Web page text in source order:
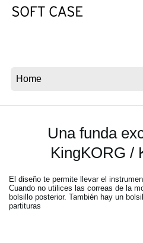
Ubicación
Una funda
KingKORG /
El diseño te permite llevar el
Cuando no utilices las correas de la
bolsillo posterior. También hay un
partituras